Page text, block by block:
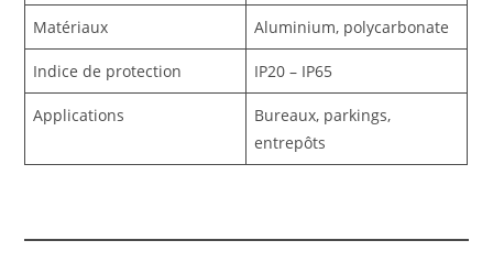
Matériaux Aluminium, polycarbonate
Indice de protection IP20 – IP65
Applications
Bureaux, parkings,
entrepôts